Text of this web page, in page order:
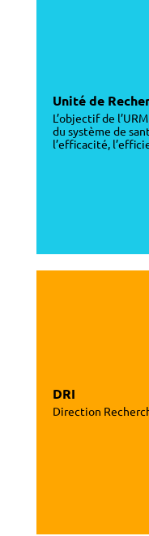
Unité de
L’objectif de
du système de
l’efficacité,
DRI
Direction